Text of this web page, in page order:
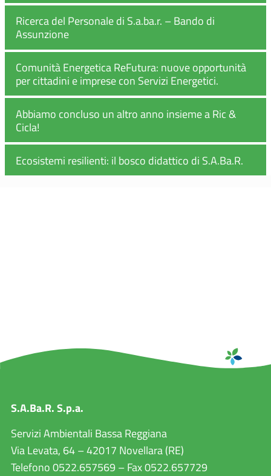
Ricerca del Personale di S.a.ba.r. – Bando di
Assunzione
Comunità Energetica ReFutura: nuove opportunità
per cittadini e imprese con Servizi Energetici.
Abbiamo concluso un altro anno insieme a Ric &
Cicla!
Ecosistemi resilienti: il bosco didattico di S.A.Ba.R.
S.A.Ba.R. S.p.a.
Servizi Ambientali Bassa Reggiana
Via Levata, 64 – 42017 Novellara (RE)
Telefono 0522.657569 – Fax 0522.657729